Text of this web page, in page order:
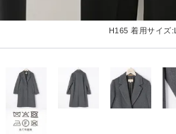
H165 着用サイズ:L